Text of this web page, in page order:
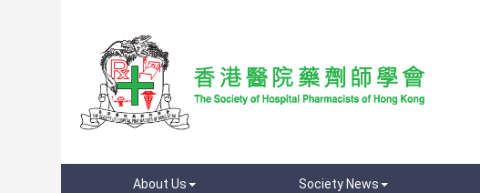
About Us Society News